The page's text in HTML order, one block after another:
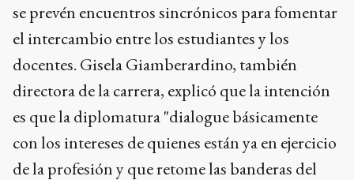
se prevén encuentros sincrónicos para fomentar
el intercambio entre los estudiantes y los
docentes. Gisela Giamberardino, también
directora de la carrera, explicó que la intención
es que la diplomatura "dialogue básicamente
con los intereses de quienes están ya en ejercicio
de la profesión y que retome las banderas del